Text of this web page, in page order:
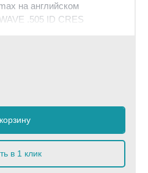
на английском
.505 ID CRES
в 1 клик